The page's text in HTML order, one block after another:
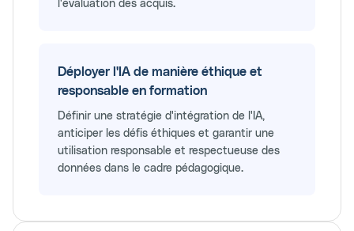
l'évaluation des acquis.
Déployer l'IA de manière éthique et
responsable en formation
Définir une stratégie d'intégration de l'IA,
anticiper les défis éthiques et garantir une
utilisation responsable et respectueuse des
données dans le cadre pédagogique.